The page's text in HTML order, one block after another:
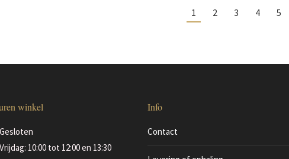
1 2 3 4 5
winkel
10:00 tot 12:00 en 13:30
Info
Contact